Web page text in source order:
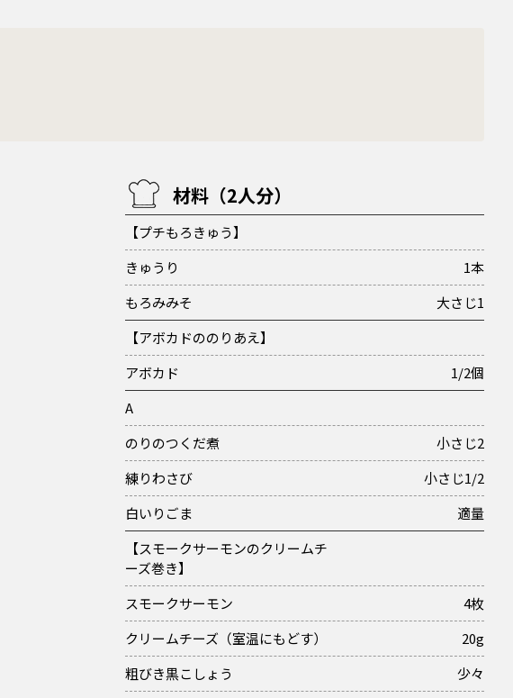
材料（2人分）
【プチもろきゅう】
きゅうり
1本
もろみみそ
大さじ1
【アボカドののりあえ】
アボカド
1/2個
A
のりのつくだ煮
小さじ2
練りわさび
小さじ1/2
白いりごま
適量
【スモークサーモンのクリームチ
ーズ巻き】
スモークサーモン
4枚
クリームチーズ（室温にもどす）
20g
粗びき黒こしょう
少々